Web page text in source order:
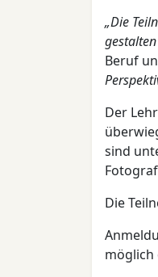
„Die
Beruf
Der
sind
Die
möglich